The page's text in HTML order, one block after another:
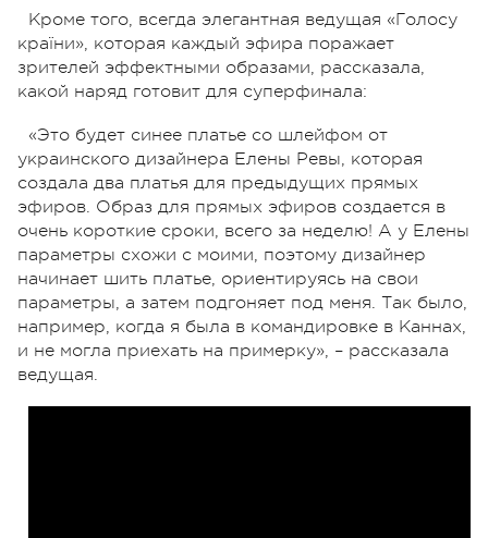
Кроме того, всегда элегантная ведущая «Голосу
країни», которая каждый эфира поражает
зрителей эффектными образами, рассказала,
какой наряд готовит для суперфинала:
«Это будет синее платье со шлейфом от
украинского дизайнера Елены Ревы, которая
создала два платья для предыдущих прямых
эфиров. Образ для прямых эфиров создается в
очень короткие сроки, всего за неделю! А у Елены
параметры схожи с моими, поэтому дизайнер
начинает шить платье, ориентируясь на свои
параметры, а затем подгоняет под меня. Так было,
например, когда я была в командировке в Каннах,
и не могла приехать на примерку», – рассказала
ведущая.